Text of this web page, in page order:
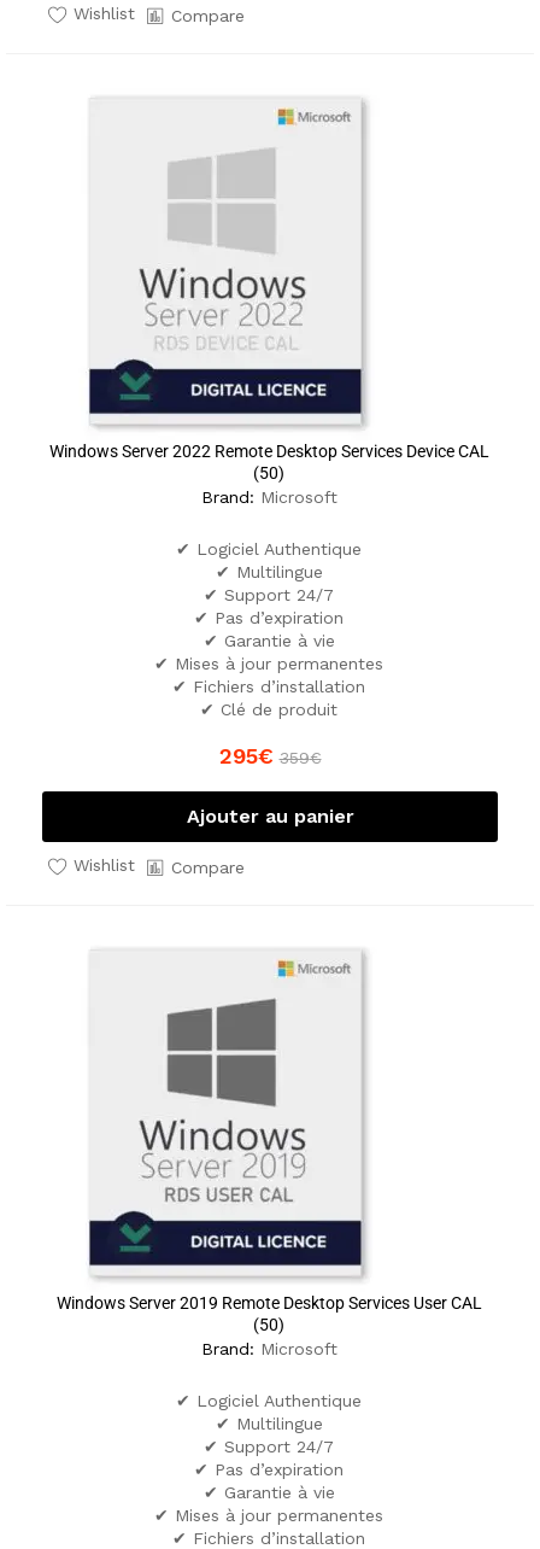
Wishlist Compare
Windows Server 2022 Remote Desktop Services Device CAL
(50)
Brand: Microsoft
✔ Logiciel Authentique
✔ Multilingue
✔ Support 24/7
✔ Pas d’expiration
✔ Garantie à vie
✔ Mises à jour permanentes
✔ Fichiers d’installation
✔ Clé de produit
295€ 359€
Ajouter au panier
Wishlist Compare
Windows Server 2019 Remote Desktop Services User CAL
(50)
Brand: Microsoft
✔ Logiciel Authentique
✔ Multilingue
✔ Support 24/7
✔ Pas d’expiration
✔ Garantie à vie
✔ Mises à jour permanentes
✔ Fichiers d’installation